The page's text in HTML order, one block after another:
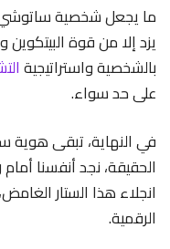
ما يجعل شخصية ساتوشي
يزد إلا من قوة
بالشخصية واستراتيجية
على حد سواء.
في النهاية، تبقى هوية
الحقيقة، نجد أنفسنا
انجلاء هذا الستار
الرقمية.